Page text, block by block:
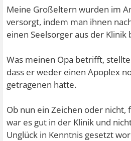
Meine Großeltern wurden im
versorgt, indem man ihnen
einen Seelsorger aus der
Was meinen Opa betrifft,
dass er weder einen Apoplex
getragenen hatte.
Ob nun ein Zeichen oder
war es gut in der Klinik und
Unglück in Kenntnis gesetzt